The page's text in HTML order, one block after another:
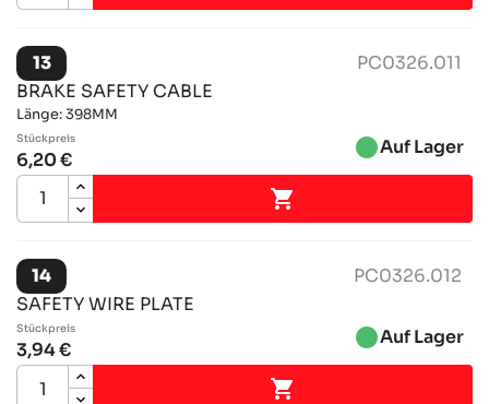
13
PC0326.011
BRAKE SAFETY CABLE
Länge: 398MM
Stückpreis
6,20 € brightness_1Auf Lager

14
PC0326.012
SAFETY WIRE PLATE
Stückpreis
3,94 € brightness_1Auf Lager
